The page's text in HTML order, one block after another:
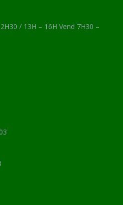
/ 13H – 16H Vend 7H30 –